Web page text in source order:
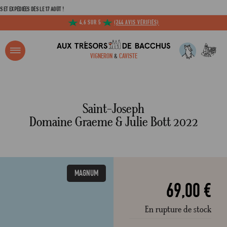
DÈS LE 17 AOÛT !
4,6 SUR 5
(244 AVIS VÉRIFIÉS)
VIGNERON& CAVISTE
Mot de passe
?
MAGNUM
Saint-Joseph
Domaine Graeme & Julie Bott 2022
69,00 €
En rupture de stock